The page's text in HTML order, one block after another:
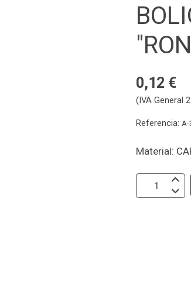
0,12 €
(IVA General
Referencia:A-
Material: